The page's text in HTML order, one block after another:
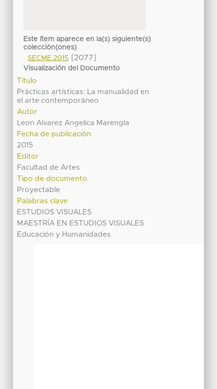
Este ítem aparece en la(s) siguiente(s)
colección(ones)
SECME 2015
[2077]
Visualización del Documento
Título
Prácticas artísticas: La manualidad en
el arte contemporáneo
Autor
Leon Alvarez Angelica Marengla
Fecha de publicación
2015
Editor
Facultad de Artes
Tipo de documento
Proyectable
Palabras clave
ESTUDIOS VISUALES
MAESTRÍA EN ESTUDIOS VISUALES
Educación y Humanidades